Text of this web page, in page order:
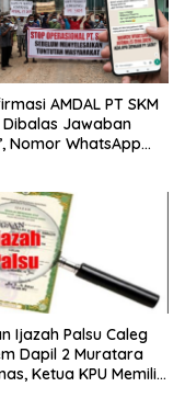
AMDAL PT SKM
Dibalas Jawaban
Nomor WhatsApp
Ijazah Palsu Caleg
Dapil 2 Muratara
Ketua KPU Memilih